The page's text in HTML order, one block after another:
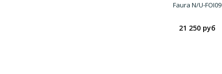
Faura N/U-FOI09
21 250 руб